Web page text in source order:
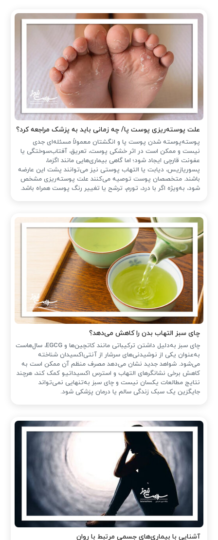
علت پوسته‌ریزی پوست پا/ چه زمانی باید به پزشک مراجعه کرد؟
پوسته‌پوسته شدن پوست پا و انگشتان معمولاً مسئله‌ای جدی
نیست و ممکن است در اثر خشکی پوست، تعریق، آفتاب‌سوختگی یا
عفونت قارچی ایجاد شود؛ اما گاهی بیماری‌هایی مانند اگزما،
پسوریازیس، دیابت یا التهاب پوستی نیز می‌توانند پشت این عارضه
باشند. متخصصان پوست توصیه می‌کنند علت پوسته‌ریزی مشخص
شود، به‌ویژه اگر با درد، تورم، ترشح یا تغییر رنگ پوست همراه باشد.
چای سبز التهاب بدن را کاهش می‌دهد؟
چای سبز به‌دلیل داشتن ترکیباتی مانند کاتچین‌ها و EGCG، سال‌هاست
به‌عنوان یکی از نوشیدنی‌های سرشار از آنتی‌اکسیدان شناخته
می‌شود. شواهد جدید نشان می‌دهد مصرف منظم آن ممکن است به
کاهش برخی نشانگرهای التهاب و استرس اکسیداتیو کمک کند، هرچند
نتایج مطالعات یکسان نیست و چای سبز به‌تنهایی نمی‌تواند
جایگزین یک سبک زندگی سالم یا درمان پزشکی شود.
آشنایی با بیماری‌های جسمی مرتبط با روان